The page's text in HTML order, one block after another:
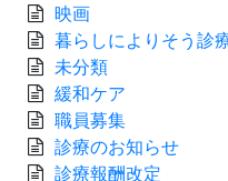
映画
暮らしによりそう診
未分類
緩和ケア
職員募集
診療のお知らせ
診療報酬改定